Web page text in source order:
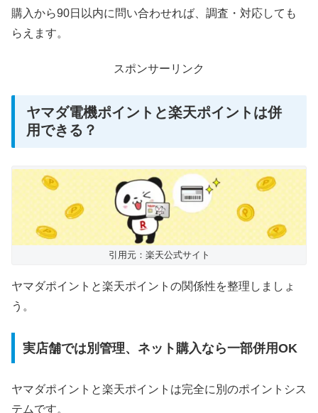
購入から90日以内に問い合わせれば、調査・対応しても
らえます。
スポンサーリンク
ヤマダ電機ポイントと楽天ポイントは併
用できる？
引用元：楽天公式サイト
ヤマダポイントと楽天ポイントの関係性を整理しましょ
う。
実店舗では別管理、ネット購入なら一部併用OK
ヤマダポイントと楽天ポイントは完全に別のポイントシス
テムです。